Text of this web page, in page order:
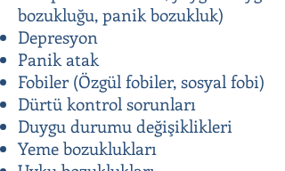
bozukluğu, panik bozukluk)
Depresyon
Panik atak
Fobiler (Özgül fobiler, sosyal fobi)
Dürtü kontrol sorunları
Duygu durumu değişiklikleri
Yeme bozuklukları